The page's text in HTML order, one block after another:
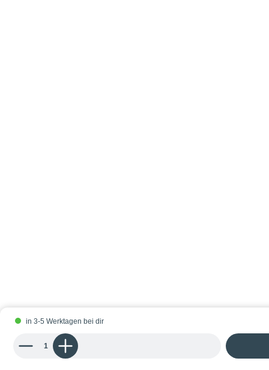
Produkt Anzahl: Gib den gewünschten Wert ein oder benutze die
in 3-5 Werktagen bei dir